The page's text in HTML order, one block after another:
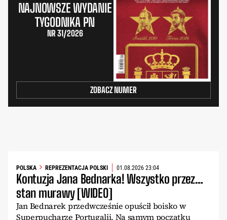
NAJNOWSZE WYDANIE
TYGODNIKA PN
NR 31/2026
ZOBACZ NUMER
POLSKA REPREZENTACJA POLSKI 01.08.2026 23:04
Kontuzja Jana Bednarka! Wszystko przez…
stan murawy [WIDEO]
Jan Bednarek przedwcześnie opuścił boisko w
Superpucharze Portugalii. Na samym początku